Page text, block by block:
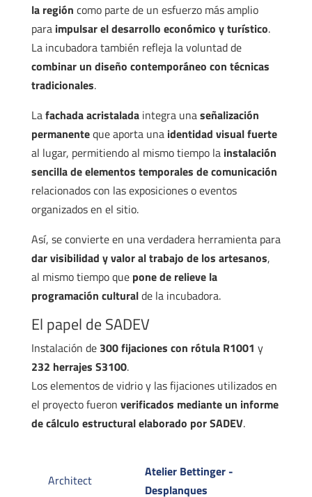
la región como parte de un esfuerzo más amplio
para impulsar el desarrollo económico y turístico.
La incubadora también refleja la voluntad de
combinar un diseño contemporáneo con técnicas
tradicionales.
Lafachada acristaladaintegra unaseñalización
permanenteque aporta una identidad visual fuerte
al lugar, permitiendo al mismo tiempo la instalación
sencilla de elementos temporales de comunicación
relacionados con las exposiciones o eventos
organizados en el sitio.
Así, se convierte en una verdadera herramienta para
dar visibilidad y valor al trabajo de los artesanos,
al mismo tiempo que pone de relieve la
programación culturalde la incubadora.
El papel de SADEV
Instalación de 300 fijaciones con rótula R1001 y
232 herrajes S3100.
Los elementos de vidrio y las fijaciones utilizados en
el proyecto fueron verificados mediante un informe
de cálculo estructural elaborado por SADEV.
Architect
Atelier Bettinger -
Desplanques